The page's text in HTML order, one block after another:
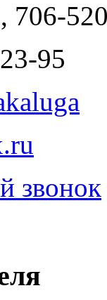
706-
95
звонок